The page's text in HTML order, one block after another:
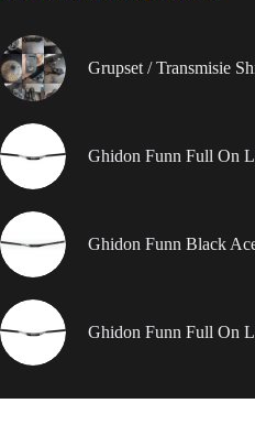
Grupset / Transmisie
Ghidon Funn Full On
Ghidon Funn Black
Ghidon Funn Full On